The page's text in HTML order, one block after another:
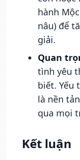
hành
nâu) để
giải.
Quan
tình yêu
biết. Yếu
là nền
qua mọi
Kết luận